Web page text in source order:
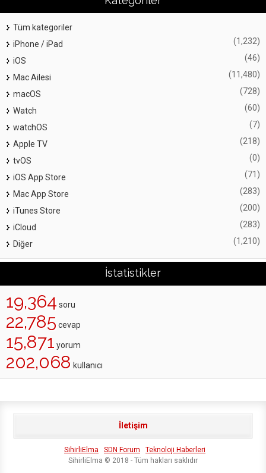
Tüm kategoriler
iPhone / iPad
(1,232)
iOS (46)
Mac Ailesi (11,480)
macOS (728)
Watch (60)
watchOS (7)
Apple TV (218)
tvOS (0)
iOS App Store (71)
Mac App Store (283)
iTunes Store (200)
iCloud (283)
Diğer (1,210)
İstatistikler
19,364 soru
22,785 cevap
15,871 yorum
202,068 kullanıcı
İletişim
SihirliElma SDN Forum
Teknoloji Haberleri
SihirliElma © 2018 - Tüm hakları saklıdır